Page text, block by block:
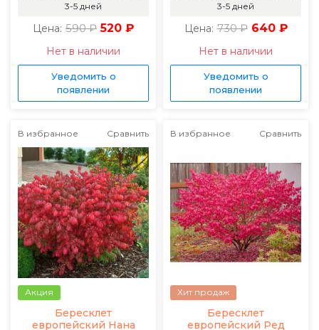
3-5 дней
Цена: 590 ₽ 520 ₽
Нет в наличии
Уведомить о
появлении
3-5 дней
Цена: 730 ₽ 640 ₽
Нет в наличии
Уведомить о
появлении
В избранное Сравнить
Акция
Бересклет
европейский Нана
В избранное Сравнить
Хит продаж
Бересклет
европейский Ред